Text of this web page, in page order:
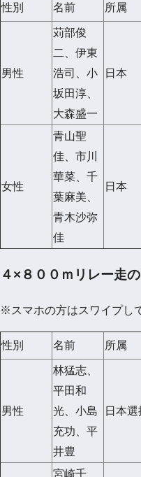
性別 名前 所属
男性
苅部俊
二、伊東
浩司、小
坂田淳、
大森盛一
日本
女性
青山聖
佳、市川
華菜、千
葉麻美、
青木沙弥
佳
日本
４×８００ｍリレー走
※スマホの方はスワイプし
性別 名前 所属
男性
林猛志、
平田和
光、小島
充功、平
井豊
日本選
宮崎千